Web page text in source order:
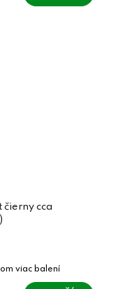
čierny cca